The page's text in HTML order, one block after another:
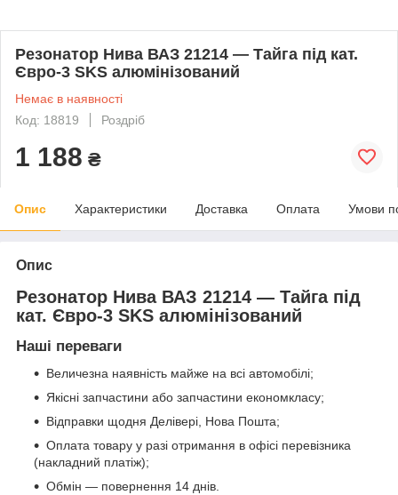
Резонатор Нива ВАЗ 21214 — Тайга під кат.
Євро-3 SKS алюмінізований
Немає в наявності
Код: 18819
Роздріб
1 188 ₴
Опис Характеристики Доставка Оплата Умови
Опис
Резонатор Нива ВАЗ 21214 — Тайга під
кат. Євро-3 SKS алюмінізований
Наші переваги
Величезна наявність майже на всі автомобілі;
Якісні запчастини або запчастини економкласу;
Відправки щодня Делівері, Нова Пошта;
Оплата товару у разі отримання в офісі перевізника
(накладний платіж);
Обмін — повернення 14 днів.